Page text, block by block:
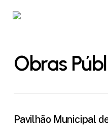
Obras
Pavilhão Municipal